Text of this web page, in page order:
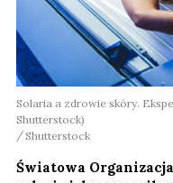
Solaria a zdrowie skóry.
Shutterstock)
Shutterstock
Światowa